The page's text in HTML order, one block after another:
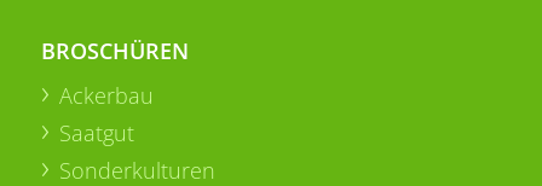
BROSCHÜREN
Ackerbau
Saatgut
Sonderkulturen